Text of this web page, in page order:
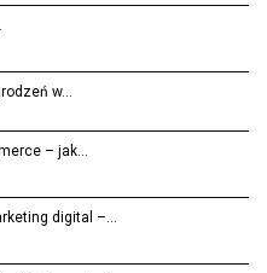
w…
– jak…
digital –…